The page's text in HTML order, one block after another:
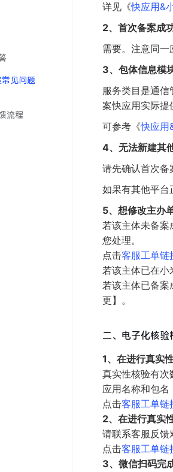
见问题
流程
详见《快应用&
2、首次备案成
需要。注意同
3、包体信息模
服务类目是通
案快应用实际提
可参考《快应用
4、无法新建其
请先确认首次
如果有其他平
5、想修改主办
若该主体未备案
您处理。
点击客服工单链
若该主体已在小
若该主体已备
更】。
二、电子化核验
1、在进行真实
真实性核验有
应用名称和包
点击客服工单链
2、在进行真实
请联系客服反馈
点击客服工单链
3、微信扫码完